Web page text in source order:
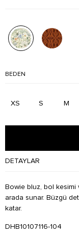
BEDEN
XS S M
DETAYLAR
Bowie bluz, bol kesimi
arada sunar. Büzgü
katar.
DHB10107116-104